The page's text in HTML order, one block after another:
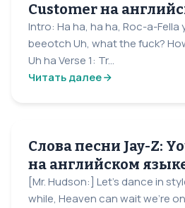
Customer на
Intro: Ha ha, ha ha, Roc-a-Fella
beeotch Uh, what the fuck?
Uh ha Verse 1: Tr...
Читать далее
Слова песни Jay-Z:
на английском
[Mr. Hudson:] Let's dance in
while, Heaven can wait we're